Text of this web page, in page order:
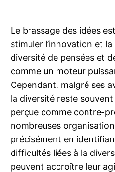
Le brassage des idées
stimuler l’innovation et
diversité de pensées et
comme un moteur
Cependant, malgré ses
la diversité reste
perçue comme contre-
nombreuses
précisément en
difficultés liées à la
peuvent accroître leur